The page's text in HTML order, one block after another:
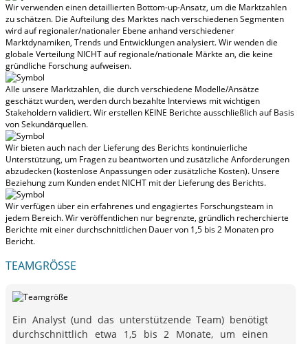
Wir verwenden einen detaillierten Bottom-up-Ansatz, um die Marktzahlen
zu schätzen. Die Aufteilung des Marktes nach verschiedenen Segmenten
wird auf regionaler/nationaler Ebene anhand verschiedener
Marktdynamiken, Trends und Entwicklungen analysiert.Wir wenden die
globale Verteilung NICHT auf regionale/nationale Märkte an, die keine
gründliche Forschung aufweisen.
Alle unsere Marktzahlen, die durch verschiedene Modelle/Ansätze
geschätzt wurden, werden durch bezahlte Interviews mit wichtigen
Stakeholdern validiert.Wir erstellen KEINE Berichte ausschließlich auf Basis
von Sekundärquellen.
Wir bieten auch nach der Lieferung des Berichts kontinuierliche
Unterstützung, um Fragen zu beantworten und zusätzliche Anforderungen
abzudecken (kostenlose Anpassungen oder zusätzliche Kosten). Unsere
Beziehung zum Kunden endet NICHT mit der Lieferung des Berichts.
Wir verfügen über ein erfahrenes und engagiertes Forschungsteam in
jedem Bereich. Wir veröffentlichen nur begrenzte, gründlich recherchierte
Berichte miteiner durchschnittlichen Dauer von 1,5 bis 2 Monaten pro
Bericht.
TEAMGRÖSSE
Ein Analyst (und das unterstützende Team) benötigt
durchschnittlich etwa 1,5 bis 2 Monate, um einen